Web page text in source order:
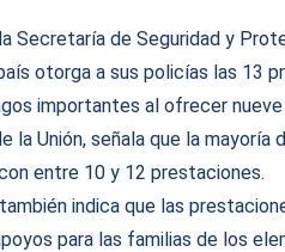
Secretaría de Seguridad y
otorga a sus policías las 13
importantes al ofrecer
la Unión, señala que la
entre 10 y 12 prestaciones.
indica que las
para las familias de los